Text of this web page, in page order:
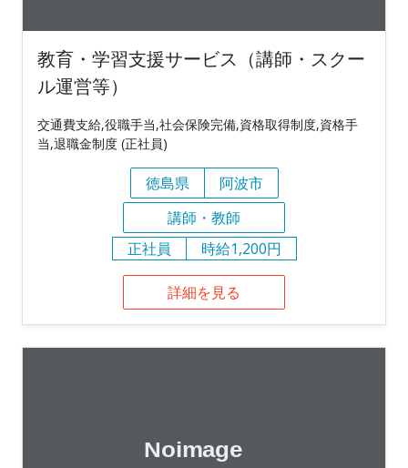
教育・学習支援サービス（講師・スクー
ル運営等）
交通費支給,役職手当,社会保険完備,資格取得制度,資格手
当,退職金制度 (正社員)
徳島県
阿波市
講師・教師
正社員
時給1,200円
詳細を見る